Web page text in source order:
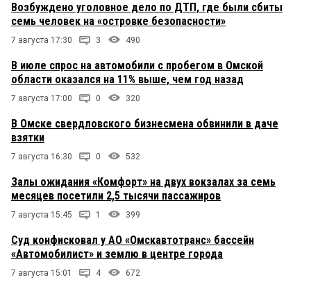
Возбуждено уголовное дело по ДТП, где были сбиты
семь человек на «островке безопасности»
7 августа 17:30 3 490
В июле спрос на автомобили с пробегом в Омской
области оказался на 11% выше, чем год назад
7 августа 17:00 0 320
В Омске свердловского бизнесмена обвинили в даче
взятки
7 августа 16:30 0 532
Залы ожидания «Комфорт» на двух вокзалах за семь
месяцев посетили 2,5 тысячи пассажиров
7 августа 15:45 1 399
Суд конфисковал у АО «Омскавтотранс» бассейн
«Автомобилист» и землю в центре города
7 августа 15:01 4 672